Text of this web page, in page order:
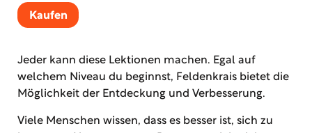
Kaufen
Jeder kann diese Lektionen machen. Egal auf
welchem Niveau du beginnst, Feldenkrais bietet die
Möglichkeit der Entdeckung und Verbesserung.
Viele Menschen wissen, dass es besser ist, sich zu